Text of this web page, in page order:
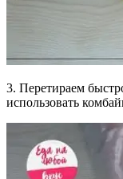
3. Перетираем
использовать